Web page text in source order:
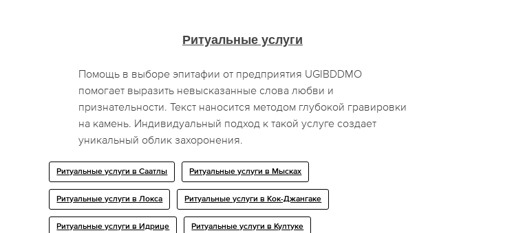
Ритуальные услуги
Помощь в выборе эпитафии от предприятия UGIBDDMO
помогает выразить невысказанные слова любви и
признательности. Текст наносится методом глубокой гравировки
на камень. Индивидуальный подход к такой услуге создает
уникальный облик захоронения.
Ритуальные услуги в Саатлы Ритуальные услуги в Мысках
Ритуальные услуги в Локса Ритуальные услуги в Кок-Джангаке
Ритуальные услуги в Идрице Ритуальные услуги в Култуке